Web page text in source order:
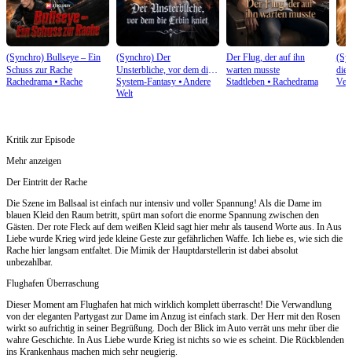
(Synchro) Bullseye – Ein
Schuss zur Rache
Rachedrama ⦁ Rache
(Synchro) Der
Unsterbliche, vor dem die
Erbin kniet
System-Fantasy⦁Andere
Welt
Der Flug, der auf ihn
warten musste
Stadtleben⦁ Rachedrama
die
Kritik zur Episode
Mehr anzeigen
Der Eintritt der Rache
Die Szene im Ballsaal ist einfach nur intensiv und voller Spannung! Als die Dame im
blauen Kleid den Raum betritt, spürt man sofort die enorme Spannung zwischen den
Gästen. Der rote Fleck auf dem weißen Kleid sagt hier mehr als tausend Worte aus. In Aus
Liebe wurde Krieg wird jede kleine Geste zur gefährlichen Waffe. Ich liebe es, wie sich die
Rache hier langsam entfaltet. Die Mimik der Hauptdarstellerin ist dabei absolut
unbezahlbar.
Flughafen Überraschung
Dieser Moment am Flughafen hat mich wirklich komplett überrascht! Die Verwandlung
von der eleganten Partygast zur Dame im Anzug ist einfach stark. Der Herr mit den Rosen
wirkt so aufrichtig in seiner Begrüßung. Doch der Blick im Auto verrät uns mehr über die
wahre Geschichte. In Aus Liebe wurde Krieg ist nichts so wie es scheint. Die Rückblenden
ins Krankenhaus machen mich sehr neugierig.